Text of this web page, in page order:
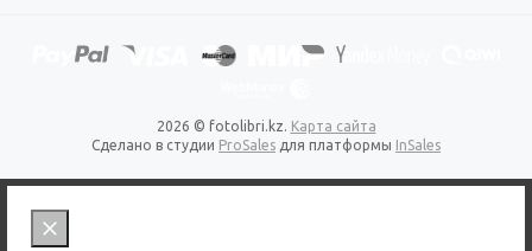
2026 © fotolibri.kz. Карта сайта
Сделано в студии ProSales для платформы InSales